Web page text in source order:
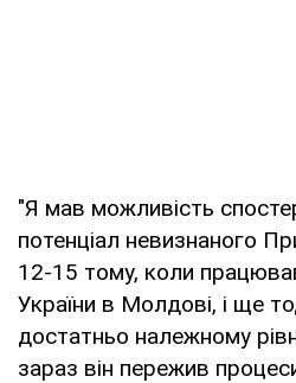
"Я мав можливість
потенціал невизнаного
12-15 тому, коли
України в Молдові, і ще
достатньо належному
зараз він пережив